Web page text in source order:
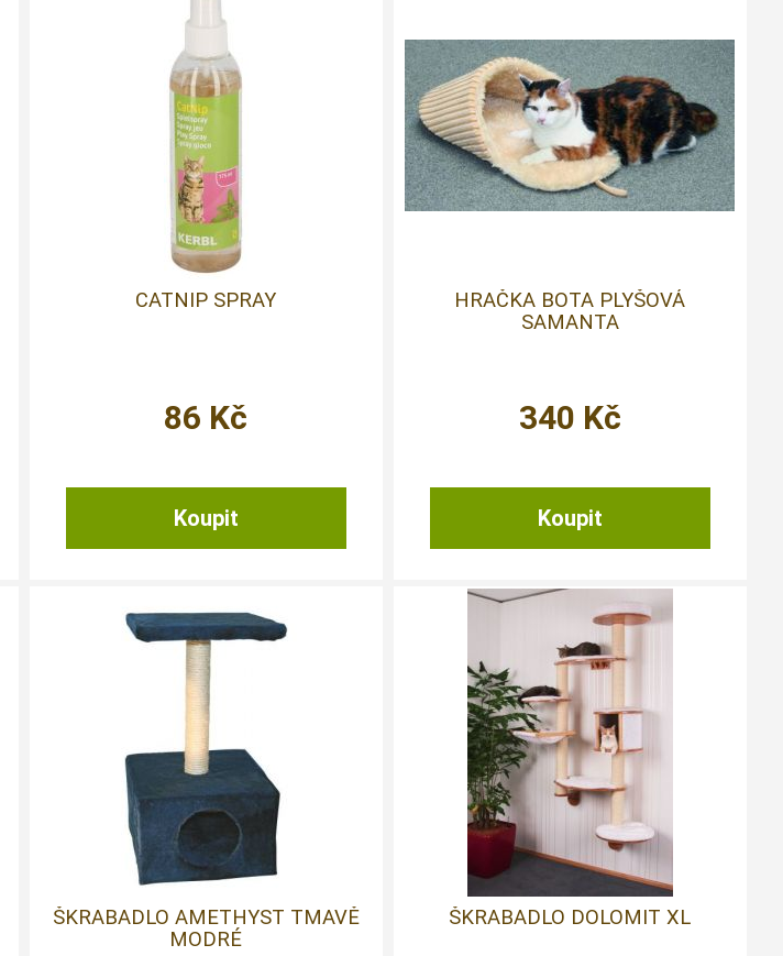
CATNIP SPRAY
86 Kč
HRAČKA BOTA PLYŠOVÁ
SAMANTA
340 Kč
ŠKRABADLO AMETHYST TMAVĚ
MODRÉ
ŠKRABADLO DOLOMIT XL